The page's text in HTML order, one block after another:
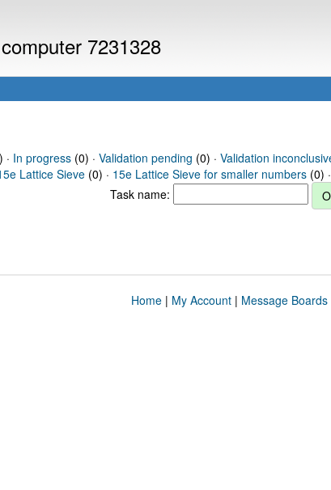
7231328
· In progress(0) · Validation pending (0) · Validation
Lattice Sieve (0) · 15e Lattice Sieve for smaller numbers (0) ·
Task name:
Home| My Account| Message Boards